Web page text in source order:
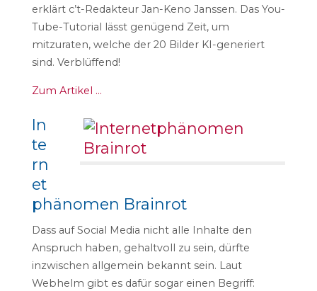
erklärt c’t-Redakteur Jan-Keno Janssen. Das You-
Tube-Tutorial lässt genügend Zeit, um
mitzuraten, welche der 20 Bilder KI-generiert
sind. Verblüffend!
Zum Artikel …
In
te
rn
et
phänomen Brainrot
Dass auf Social Media nicht alle Inhalte den
Anspruch haben, gehaltvoll zu sein, dürfte
inzwischen allgemein bekannt sein. Laut
Webhelm gibt es dafür sogar einen Begriff: